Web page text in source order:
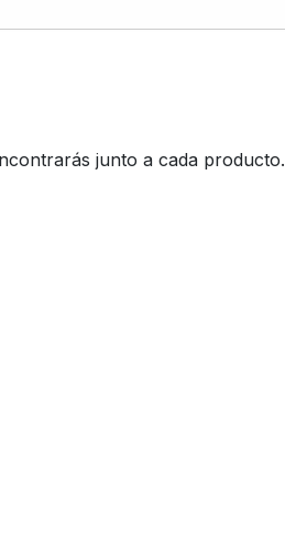
junto a cada producto.